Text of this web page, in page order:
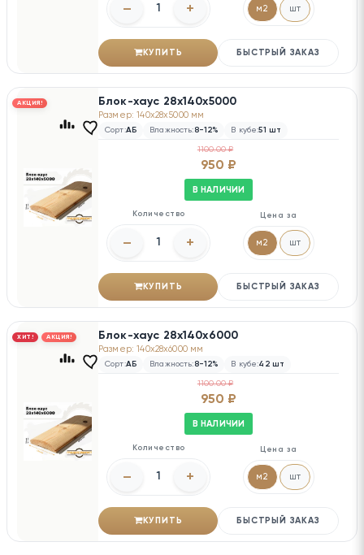
– + м2 шт
КУПИТЬ БЫСТРЫЙ ЗАКАЗ
АКЦИЯ! Блок-хаус 28х140х5000
Размер: 140x28x5000 мм
Сорт:АБ Влажность: 8-12% В кубе:51 шт
1100.00 ₽
950 ₽
В НАЛИЧИИ
Количество
– +
Цена за
м2 шт
КУПИТЬ БЫСТРЫЙ ЗАКАЗ
ХИТ! АКЦИЯ! Блок-хаус 28х140х6000
Размер: 140x28x6000 мм
Сорт:АБ Влажность: 8-12% В кубе:42 шт
1100.00 ₽
950 ₽
В НАЛИЧИИ
Количество
– +
Цена за
м2 шт
КУПИТЬ БЫСТРЫЙ ЗАКАЗ